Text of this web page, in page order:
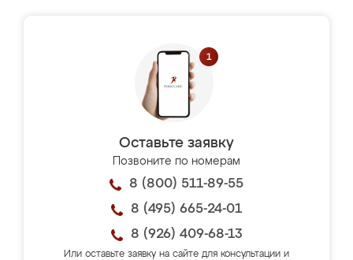
Оставьте заявку
Позвоните по номерам
8 (800) 511-89-55
8 (495) 665-24-01
8 (926) 409-68-13
Или оставьте заявку на сайте для консультации и